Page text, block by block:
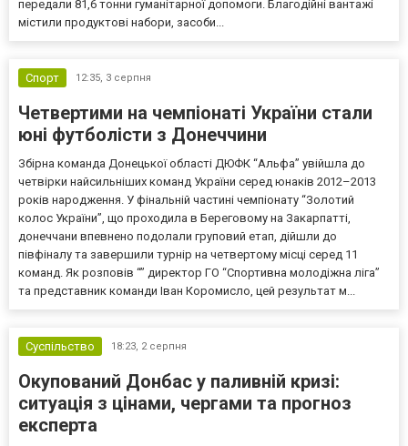
передали 81,6 тонни гуманітарної допомоги. Благодійні вантажі
містили продуктові набори, засоби...
Спорт 12:35, 3 серпня
Четвертими на чемпіонаті України стали
юні футболісти з Донеччини
Збірна команда Донецької області ДЮФК “Альфа” увійшла до
четвірки найсильніших команд України серед юнаків 2012–2013
років народження. У фінальній частині чемпіонату “Золотий
колос України”, що проходила в Береговому на Закарпатті,
донеччани впевнено подолали груповий етап, дійшли до
півфіналу та завершили турнір на четвертому місці серед 11
команд. Як розповів “” директор ГО “Спортивна молодіжна ліга”
та представник команди Іван Коромисло, цей результат м...
Суспільство 18:23, 2 серпня
Окупований Донбас у паливній кризі:
ситуація з цінами, чергами та прогноз
експерта